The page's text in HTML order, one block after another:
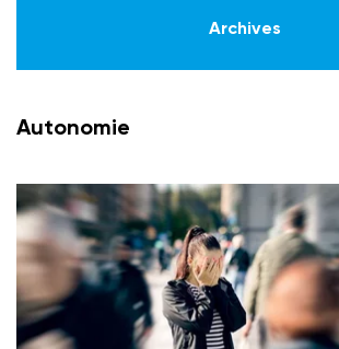
Archives
Autonomie